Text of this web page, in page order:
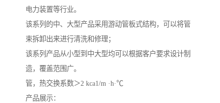
电力装置等行业。
该系列的中、大型产品采用游动管板式结构，可以将管
束拆卸出来进行清洗和修理；
该系列产品从小型到中大型均可以根据客户要求设计制
造，覆盖范围广。
管，热交换系数＞2 kca1/m ·h·℃
产品展示：